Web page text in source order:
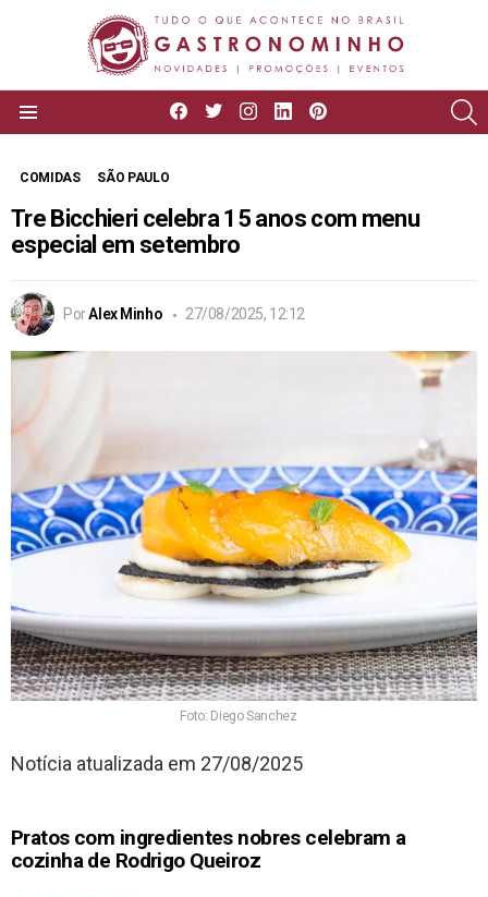
facebooktwitterinstagram
linkedin
COMIDAS SÃO PAULO
Tre Bicchieri celebra 15 anos com menu
especial em setembro
PorAlex Minho 27/08/2025, 12:12
Foto: Diego Sanchez
Notícia atualizada em 27/08/2025
Pratos com ingredientes nobres celebram a
cozinha de Rodrigo Queiroz